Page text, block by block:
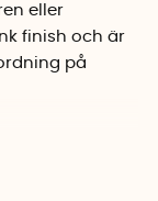
eller
finish och är
på